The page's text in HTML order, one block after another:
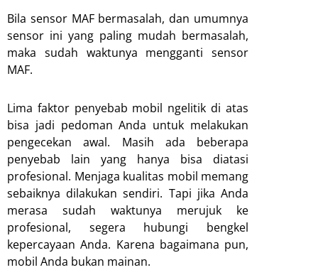
Bila sensor MAF bermasalah, dan umumnya
sensor ini yang paling mudah bermasalah,
maka sudah waktunya mengganti sensor
MAF.
Lima faktor penyebab mobil ngelitik di atas
bisa jadi pedoman Anda untuk melakukan
pengecekan awal. Masih ada beberapa
penyebab lain yang hanya bisa diatasi
profesional. Menjaga kualitas mobil memang
sebaiknya dilakukan sendiri. Tapi jika Anda
merasa sudah waktunya merujuk ke
profesional, segera hubungi bengkel
kepercayaan Anda. Karena bagaimana pun,
mobil Anda bukan mainan.